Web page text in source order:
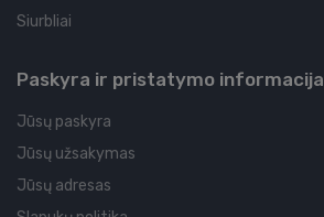
Siurbliai
Paskyra ir pristatymo informacija
Jūsų paskyra
Jūsų užsakymas
Jūsų adresas